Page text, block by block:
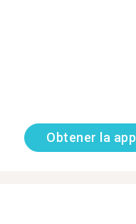
Obtener la app